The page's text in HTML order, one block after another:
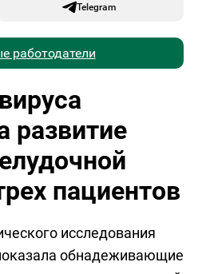
Telegram
работодатели
развитие
пациентов
исследования
обнадеживающие